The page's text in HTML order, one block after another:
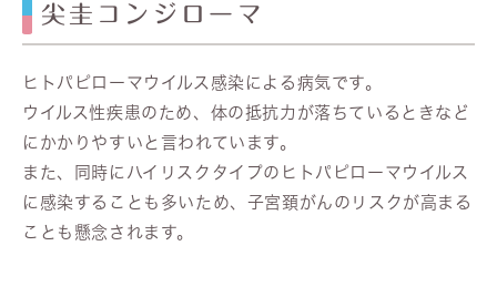
尖圭コンジローマ
ヒトパピローマウイルス感染による病気です。
ウイルス性疾患のため、体の抵抗力が落ちているときなど
にかかりやすいと言われています。
また、同時にハイリスクタイプのヒトパピローマウイルス
に感染することも多いため、子宮頚がんのリスクが高まる
ことも懸念されます。